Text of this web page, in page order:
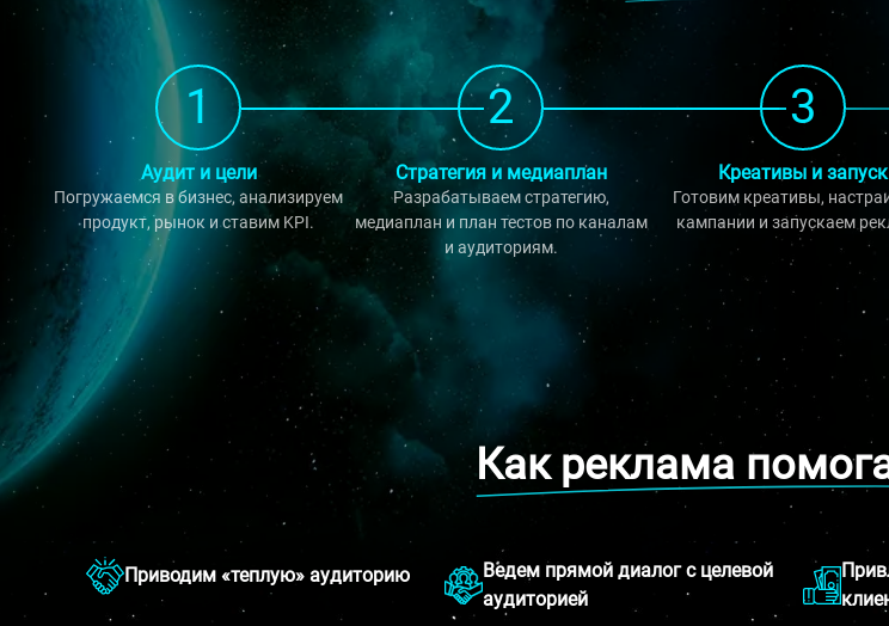
1
Аудит и цели
Погружаемся в бизнес, анализируем
продукт, рынок и ставим KPI.
2
Стратегия и медиаплан
Разрабатываем стратегию,
медиаплан и план тестов по каналам
и аудиториям.
3
Креативы и запуск
Готовим креативы,
кампании и запускаем
Как реклама
Приводим «теплую» аудиторию
Ведем прямой диалог с целевой
аудиторией